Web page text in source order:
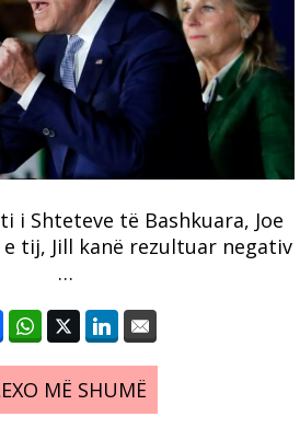
i Shteteve të Bashkuara, Joe
tij, Jill kanë rezultuar negativ
…
MË SHUMË